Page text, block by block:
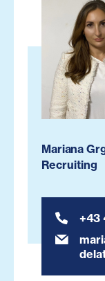
Mariana
Recruiting
+43